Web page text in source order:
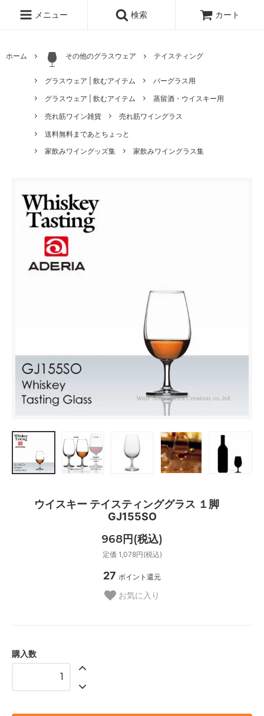
メニュー 検索 カート
ホーム その他のグラスウェア テイスティング
グラスウェア | 飲むアイテム
バーグラス用
グラスウェア | 飲むアイテム
蒸留酒・ウイスキー用
売れ筋ワイン雑貨
売れ筋ワイングラス
送料無料まであとちょっと
家飲みワイングッズ集
家飲みワイングラス集
ウイスキー テイスティンググラス １脚
GJ155SO
968円(税込)
定価 1,078円(税込)
27 ポイント還元
お気に入り
購入数